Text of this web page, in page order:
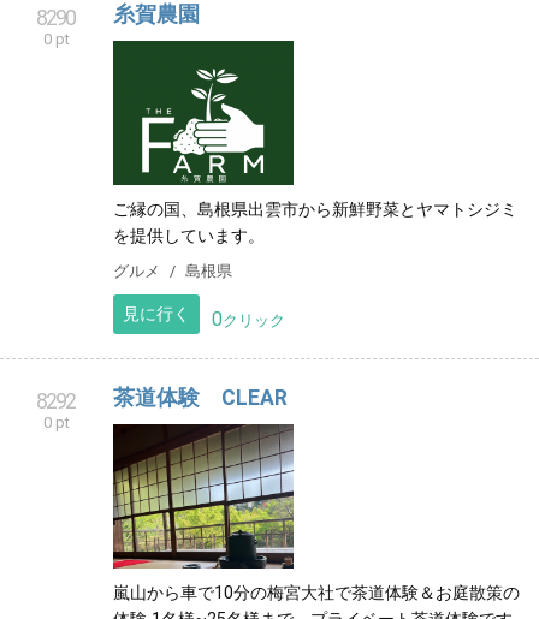
8290
0 pt
糸賀農園
ご縁の国、島根県出雲市から新鮮野菜とヤマトシジミ
を提供しています。
グルメ 島根県
見に行く 0クリック
8292
0 pt
茶道体験 CLEAR
嵐山から車で10分の梅宮大社で茶道体験＆お庭散策の